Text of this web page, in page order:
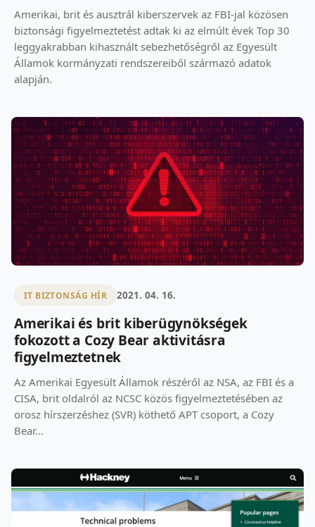
Amerikai, brit és ausztrál kiberszervek az FBI-jal közösen
biztonsági figyelmeztetést adtak ki az elmúlt évek Top 30
leggyakrabban kihasznált sebezhetőségről az Egyesült
Államok kormányzati rendszereiből származó adatok
alapján.
IT BIZTONSÁG HÍR 2021. 04. 16.
Amerikai és brit kiberügynökségek
fokozott a Cozy Bear aktivitásra
figyelmeztetnek
Az Amerikai Egyesült Államok részéről az NSA, az FBI és a
CISA, brit oldalról az NCSC közös figyelmeztetésében az
orosz hírszerzéshez (SVR) köthető APT csoport, a Cozy
Bear...